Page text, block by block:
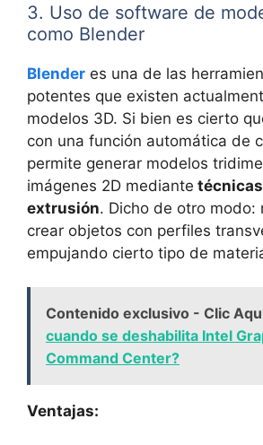
3. Uso de software de
como Blender
Blender es una de las
potentes que existen
modelos 3D. Si bien es cierto
con una función automática de
permite generar modelos
imágenes 2D mediante
extrusión. Dicho de otro modo:
crear objetos con perfiles
empujando cierto tipo de
Contenido exclusivo - Clic
cuando se deshabilita Intel
Command Center?
Ventajas: